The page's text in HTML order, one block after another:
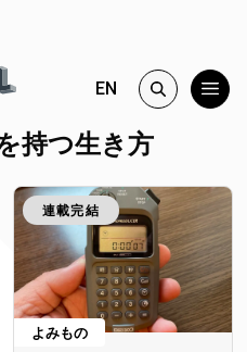
EN
持つ生き方
連載完結
よみもの